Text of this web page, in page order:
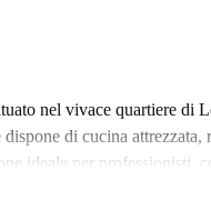
nel vivace quartiere di
di cucina
ideale per professionisti,
da Spotahome, a